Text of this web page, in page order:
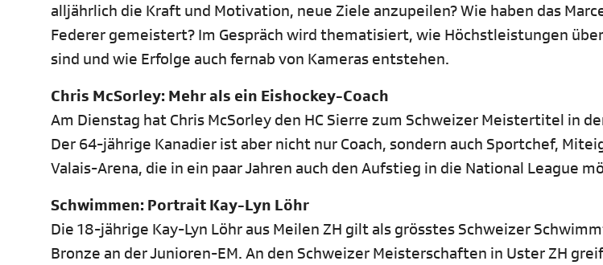
alljährlich die Kraft und Motivation, neue Ziele anzupeilen? Wie haben das
Federer gemeistert? Im Gespräch wird thematisiert, wie Höchstleistungen
sind und wie Erfolge auch fernab von Kameras entstehen.
Chris McSorley: Mehr als ein Eishockey-Coach
Am Dienstag hat Chris McSorley den HC Sierre zum Schweizer Meistertitel in
Der 64-jährige Kanadier ist aber nicht nur Coach, sondern auch Sportchef,
Valais-Arena, die in ein paar Jahren auch den Aufstieg in die National League
Schwimmen: Portrait Kay-Lyn Löhr
Die 18-jährige Kay-Lyn Löhr aus Meilen ZH gilt als grösstes Schweizer
Bronze an der Junioren-EM. An den Schweizer Meisterschaften in Uster ZH